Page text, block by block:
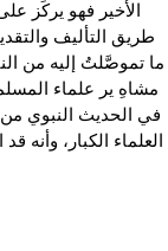
الأخير فهو يركِّز
طريق التأليف
ما تموصَّلتُ إليه من
مشاهِ ير علماء
في الحديث النبوي
العلماء الكبار، وأنه